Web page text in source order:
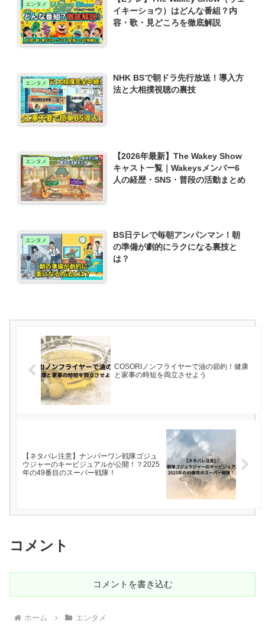
エンタメ
イキーショウ）はどんな番組？内
容・歌・見どころを徹底解説
エンタメ
NHK BSで朝ドラ先行放送！導入方
法と大相撲視聴の裏技
エンタメ
【2026年最新】The Wakey Show
キャスト一覧｜Wakeysメンバー6
人の経歴・SNS・普段の活動まとめ
エンタメ
BS日テレで毎朝アンパンマン！朝
の準備が劇的にラクになる裏技と
は？
COSORIノンフライヤーで油の節約！健康
と家事の時短を両立させよう
【ネタバレ注意】ナンバーワン戦隊ゴジュ
ウジャーのキービジュアルが公開！？2025
年の49番目のスーパー戦隊！
コメント
コメントを書き込む
ホーム エンタメ